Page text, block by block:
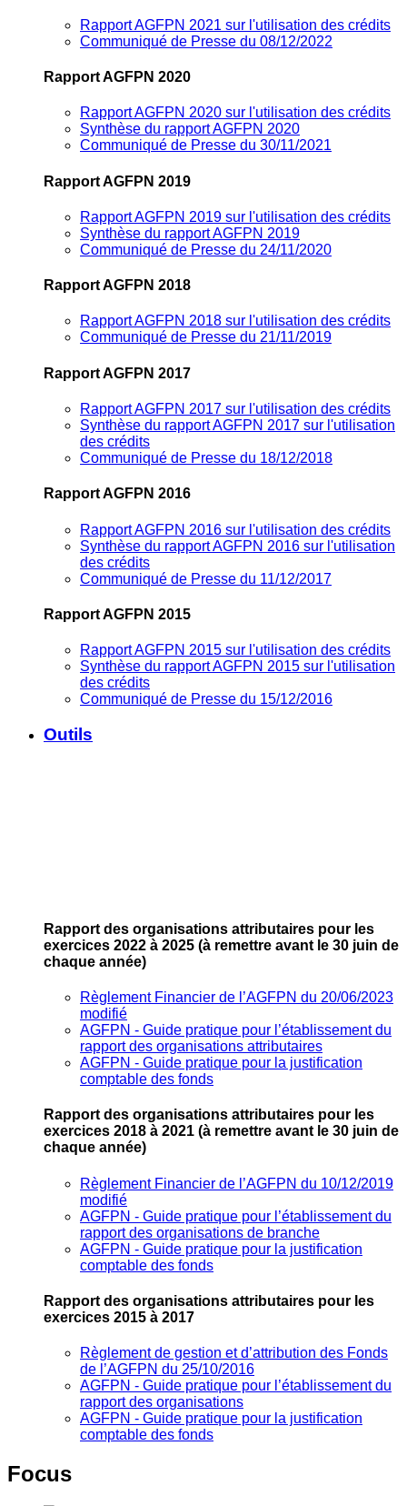
Rapport AGFPN 2021 sur l'utilisation des crédits
Communiqué de Presse du 08/12/2022
Rapport AGFPN 2020
Rapport AGFPN 2020 sur l'utilisation des crédits
Synthèse du rapport AGFPN 2020
Communiqué de Presse du 30/11/2021
Rapport AGFPN 2019
Rapport AGFPN 2019 sur l'utilisation des crédits
Synthèse du rapport AGFPN 2019
Communiqué de Presse du 24/11/2020
Rapport AGFPN 2018
Rapport AGFPN 2018 sur l'utilisation des crédits
Communiqué de Presse du 21/11/2019
Rapport AGFPN 2017
Rapport AGFPN 2017 sur l'utilisation des crédits
Synthèse du rapport AGFPN 2017 sur l'utilisation
des crédits
Communiqué de Presse du 18/12/2018
Rapport AGFPN 2016
Rapport AGFPN 2016 sur l'utilisation des crédits
Synthèse du rapport AGFPN 2016 sur l'utilisation
des crédits
Communiqué de Presse du 11/12/2017
Rapport AGFPN 2015
Rapport AGFPN 2015 sur l'utilisation des crédits
Synthèse du rapport AGFPN 2015 sur l'utilisation
des crédits
Communiqué de Presse du 15/12/2016
Outils
Rapport des organisations attributaires pour les
exercices 2022 à 2025 (à remettre avant le 30 juin de
chaque année)
Règlement Financier de l’AGFPN du 20/06/2023
modifié
AGFPN ‐ Guide pratique pour l’établissement du
rapport des organisations attributaires
AGFPN ‐ Guide pratique pour la justification
comptable des fonds
Rapport des organisations attributaires pour les
exercices 2018 à 2021 (à remettre avant le 30 juin de
chaque année)
Règlement Financier de l’AGFPN du 10/12/2019
modifié
AGFPN ‐ Guide pratique pour l’établissement du
rapport des organisations de branche
AGFPN ‐ Guide pratique pour la justification
comptable des fonds
Rapport des organisations attributaires pour les
exercices 2015 à 2017
Règlement de gestion et d’attribution des Fonds
de l’AGFPN du 25/10/2016
AGFPN ‐ Guide pratique pour l’établissement du
rapport des organisations
AGFPN ‐ Guide pratique pour la justification
comptable des fonds
Focus